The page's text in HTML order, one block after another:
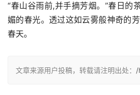
“春山谷雨前,并手摘芳烟。”春日的
媚的春光。透过这如云雾般神奇的
春天。
文章来源用户投稿，转载请注明出处： /